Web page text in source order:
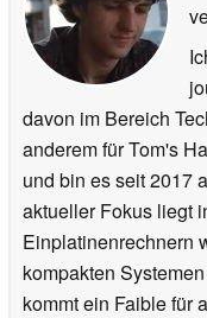
davon im Bereich
anderem für Tom's
und bin es seit 2017
aktueller Fokus liegt
Einplatinenrechnern
kompakten
kommt ein Faible für